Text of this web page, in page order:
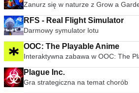
Zanurz się w naturze z Grow a
RFS - Real Flight Simulator
Darmowy symulator lotu
OOC: The Playable Anime
Interaktywna zabawa w OOC: The
Plague Inc.
Gra strategiczna na temat chorób